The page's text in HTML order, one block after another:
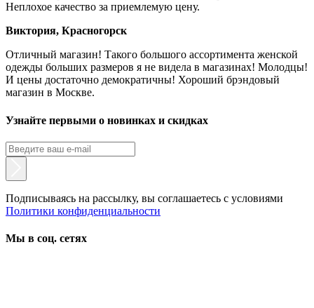
Неплохое качество за приемлемую цену.
Виктория, Красногорск
Отличный магазин! Такого большого ассортимента женской
одежды больших размеров я не видела в магазинах! Молодцы!
И цены достаточно демократичны! Хороший брэндовый
магазин в Москве.
Узнайте первыми о новинках и скидках
Подписываясь на рассылку, вы соглашаетесь с условиями
Политики конфиденциальности
Мы в соц. сетях